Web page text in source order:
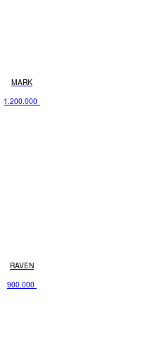
MARK
1.200.000
RAVEN
900.000